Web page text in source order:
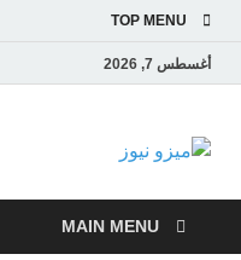
TOP MENU
أغسطس 7, 2026
ميزو
والاقتصادية
MAIN MENU